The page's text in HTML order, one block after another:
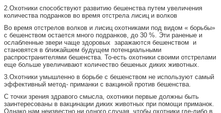
2.Охотники способствуют развитию бешенства путем увеличения
количества подранков во время отстрела лисиц и волков
Во время отстрелов волков и лисиц охотниками под видом « борьбы»
с бешенством остается много подранков, до 30 %. Эти раненые и
ослабленные звери чаще здоровых заражаются бешенством и
становятся в ближайшем будущем потенциальными
распространителями бешенства. То-есть охотники своими отстрелами
еще больше увеличивают количество бешеных диких животных.
3.Охотники умышленно в борьбе с бешенством не используют самый
эффективный метод- приманки с вакциной против бешенства.
С точки зрения здравого смысла, охотники первые должны быть
заинтересованы в вакцинации диких животных при помощи приманок.
Однако нам неизвестно ни одного случая, чтобы охотники где-либо в